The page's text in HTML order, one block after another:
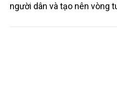
người dân và tạo nên vòng
chén, dĩa... từ mo cau đã